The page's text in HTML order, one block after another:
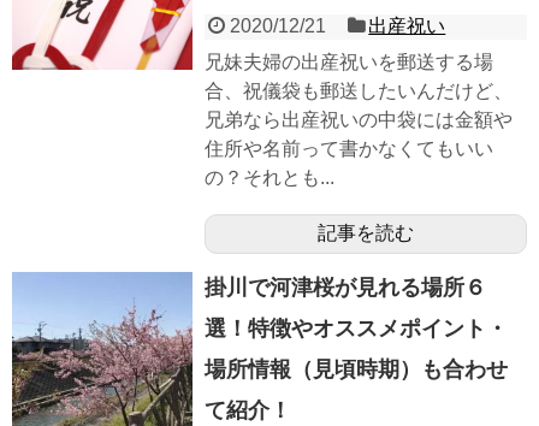
2020/12/21
出産祝い
兄妹夫婦の出産祝いを郵送する場
合、祝儀袋も郵送したいんだけど、
兄弟なら出産祝いの中袋には金額や
住所や名前って書かなくてもいい
の？それとも...
記事を読む
掛川で河津桜が見れる場所６
選！特徴やオススメポイント・
場所情報（見頃時期）も合わせ
て紹介！